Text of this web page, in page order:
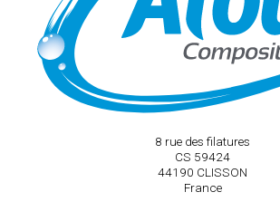
8 rue des filatures
CS 59424
44190 CLISSON
France